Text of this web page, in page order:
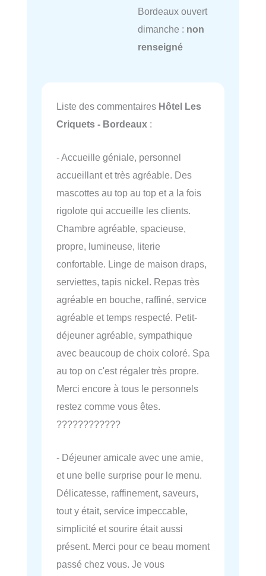
Bordeaux ouvert
dimanche : non
renseigné
Liste des commentaires Hôtel Les
Criquets - Bordeaux :
- Accueille géniale, personnel
accueillant et très agréable. Des
mascottes au top au top et a la fois
rigolote qui accueille les clients.
Chambre agréable, spacieuse,
propre, lumineuse, literie
confortable. Linge de maison draps,
serviettes, tapis nickel. Repas très
agréable en bouche, raffiné, service
agréable et temps respecté. Petit-
déjeuner agréable, sympathique
avec beaucoup de choix coloré. Spa
au top on c'est régaler très propre.
Merci encore à tous le personnels
restez comme vous êtes.
????????????
- Déjeuner amicale avec une amie,
et une belle surprise pour le menu.
Délicatesse, raffinement, saveurs,
tout y était, service impeccable,
simplicité et sourire était aussi
présent. Merci pour ce beau moment
passé chez vous. Je vous